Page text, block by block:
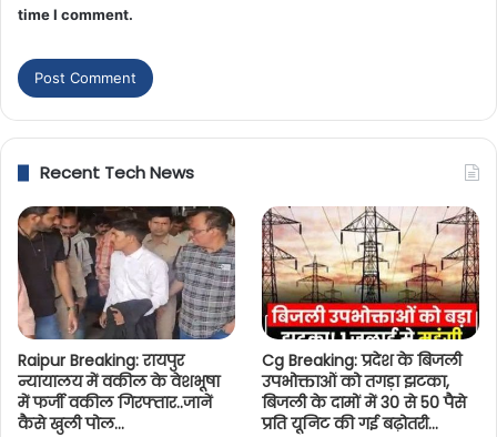
time I comment.
Recent Tech News
Raipur Breaking: रायपुर
न्यायालय में वकील के वेशभूषा
में फर्जी वकील गिरफ्तार..जानें
कैसे खुली पोल…
Cg Breaking: प्रदेश के बिजली
उपभोक्ताओं को तगड़ा झटका,
बिजली के दामों में 30 से 50 पैसे
प्रति यूनिट की गई बढ़ोतरी…